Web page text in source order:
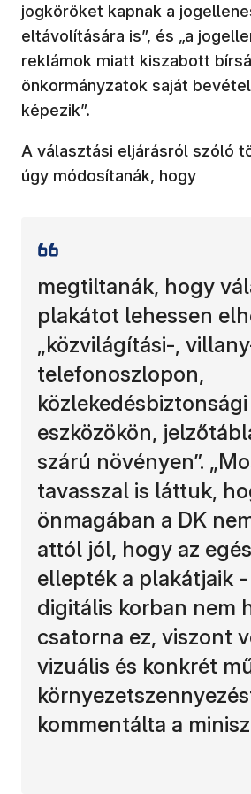
jogköröket kapnak a
eltávolítására is”, és „a
reklámok miatt kiszabott
önkormányzatok saját
képezik”.
A választási eljárásról szóló
úgy módosítanák, hogy
megtiltanák, hogy
plakátot lehessen
„közvilágítási-,
telefonoszlopon,
eszközökön,
szárú növényen”.
tavasszal is láttuk,
önmagában a DK
attól jól, hogy az
ellepték a plakátjaik -
digitális korban nem
csatorna ez, viszont
vizuális és konkrét
kommentálta a